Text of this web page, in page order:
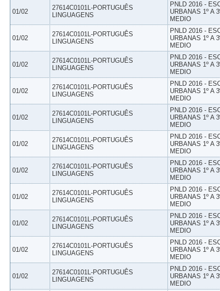
01/02
27614C0101L-PORTUGUÊS
LINGUAGENS
PNLD 2016 -
URBANAS 1º A
MEDIO
01/02
27614C0101L-PORTUGUÊS
LINGUAGENS
PNLD 2016 -
URBANAS 1º A
MEDIO
01/02
27614C0101L-PORTUGUÊS
LINGUAGENS
PNLD 2016 -
URBANAS 1º A
MEDIO
01/02
27614C0101L-PORTUGUÊS
LINGUAGENS
PNLD 2016 -
URBANAS 1º A
MEDIO
01/02
27614C0101L-PORTUGUÊS
LINGUAGENS
PNLD 2016 -
URBANAS 1º A
MEDIO
01/02
27614C0101L-PORTUGUÊS
LINGUAGENS
PNLD 2016 -
URBANAS 1º A
MEDIO
01/02
27614C0101L-PORTUGUÊS
LINGUAGENS
PNLD 2016 -
URBANAS 1º A
MEDIO
01/02
27614C0101L-PORTUGUÊS
LINGUAGENS
PNLD 2016 -
URBANAS 1º A
MEDIO
01/02
27614C0101L-PORTUGUÊS
LINGUAGENS
PNLD 2016 -
URBANAS 1º A
MEDIO
01/02
27614C0101L-PORTUGUÊS
LINGUAGENS
PNLD 2016 -
URBANAS 1º A
MEDIO
01/02
27614C0101L-PORTUGUÊS
LINGUAGENS
PNLD 2016 -
URBANAS 1º A
MEDIO